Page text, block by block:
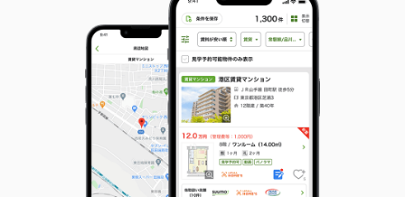
貸倉庫
使用面積 247.5m²
栃木県宇都宮市鶴田町
価 格
3.30万円
住 所
栃木県宇都宮市鶴田町
物件種別 貸店舗・事務所
使用面積 23.18m²